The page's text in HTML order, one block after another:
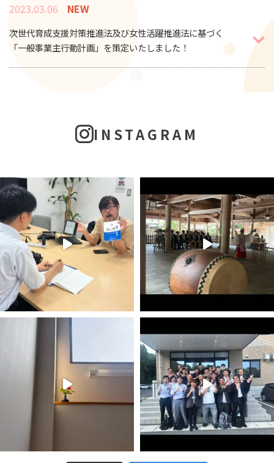
2023.03.06 NEW
次世代育成支援対策推進法及び女性活躍推進法に基づく
「一般事業主行動計画」を策定いたしました！
INSTAGRAM